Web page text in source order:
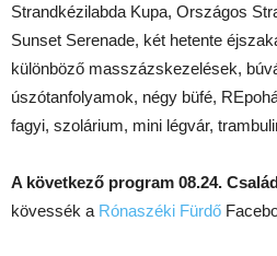
Strandkézilabda Kupa, Országos
Sunset Serenade, két hetente
különböző masszázskezelések,
úszótanfolyamok, négy büfé,
fagyi, szolárium, mini légvár,
A következő program 08.24.
kövessék a Rónaszéki Fürdő